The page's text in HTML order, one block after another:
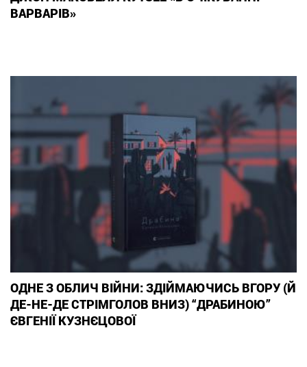
ВАРВАРІВ»
ОДНЕ З ОБЛИЧ ВІЙНИ: ЗДІЙМАЮЧИСЬ ВГОРУ (Й
ДЕ-НЕ-ДЕ СТРІМГОЛОВ ВНИЗ) “ДРАБИНОЮ”
ЄВГЕНІЇ КУЗНЄЦОВОЇ